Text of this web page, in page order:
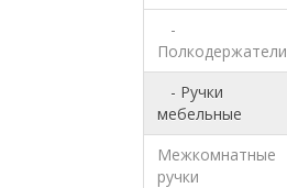
-
Полкодержатели
- Ручки
мебельные
Межкомнатные
ручки